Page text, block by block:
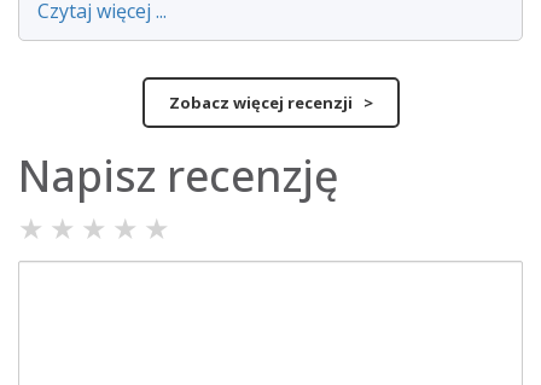
Czytaj więcej ...
Zobacz więcej recenzji >
Napisz recenzję
★ ★ ★ ★ ★